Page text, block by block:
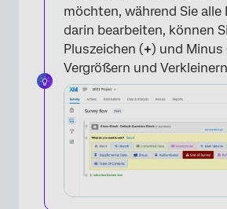
möchten, während Sie alle
darin bearbeiten, können
Pluszeichen (+) und Minus
Vergrößern und